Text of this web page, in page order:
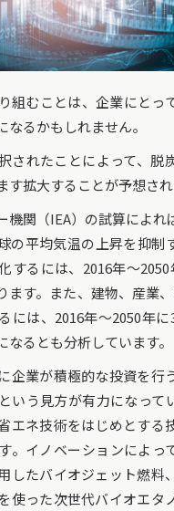
組むことは、企業にとっ
なるかもしれません。
されたことによって、脱
す拡大することが予想され
機関（IEA）の試算によれ
の平均気温の上昇を抑制
するには、2016年～
ます。また、建物、産業
には、2016年～2050年
るとも分析しています。
企業が積極的な投資を行
いう見方が有力になって
エネ技術をはじめとする
。イノベーションによっ
したバイオジェット燃料
使った次世代バイオエタ